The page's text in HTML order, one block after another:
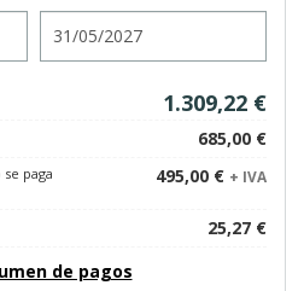
1.309,22 €
685,00 €
paga
495,00 € + IVA
25,27 €
de pagos